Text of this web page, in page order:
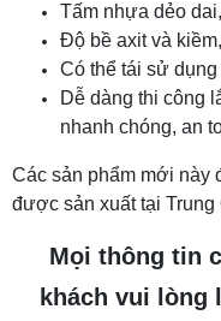
Tấm nhựa dẻo
Độ bề axit và
Có thể tái sử
Dễ dàng thi công
nhanh chóng, an
Các sản phẩm mới này
được sản xuất tại Trung
Mọi thông tin
khách vui lòng